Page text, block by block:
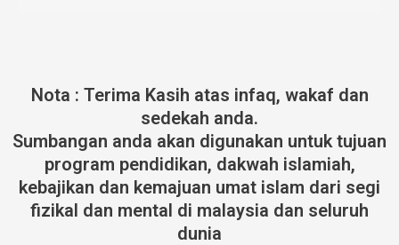
Nota : Terima Kasih atas infaq, wakaf dan
sedekah anda.
Sumbangan anda akan digunakan untuk tujuan
program pendidikan, dakwah islamiah,
kebajikan dan kemajuan umat islam dari segi
fizikal dan mental di malaysia dan seluruh
dunia